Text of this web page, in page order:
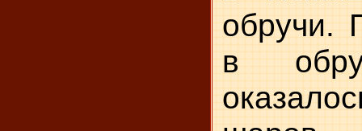
обручи.
в